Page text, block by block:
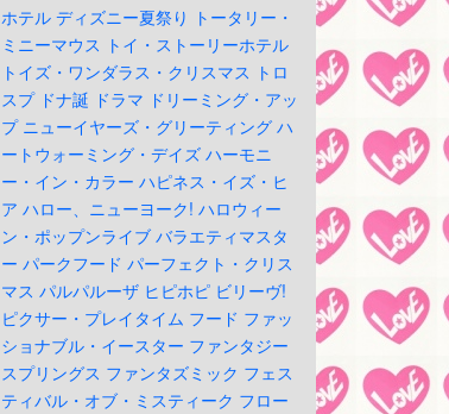
ホテル ディズニー夏祭り トータリー・
ミニーマウス トイ・ストーリーホテル
トイズ・ワンダラス・クリスマス トロ
スプ ドナ誕 ドラマ ドリーミング・アッ
プ ニューイヤーズ・グリーティング ハ
ートウォーミング・デイズ ハーモニ
ー・イン・カラー ハピネス・イズ・ヒ
ア ハロー、ニューヨーク! ハロウィー
ン・ポップンライブ バラエティマスタ
ー パークフード パーフェクト・クリス
マス パルパルーザ ヒピホピ ビリーヴ!
ピクサー・プレイタイム フード ファッ
ショナブル・イースター ファンタジー
スプリングス ファンタズミック フェス
ティバル・オブ・ミスティーク フロー